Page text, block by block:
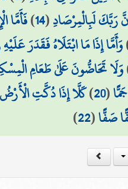
رَبَّكَ لَبِالْمِرْصَادِ(
14
)فَأَمَّا
وَأَمَّا إِذَا مَا ابْتَلَاهُ فَقَدَرَ
وَلَا تَحَاضُّونَ عَلَىٰ طَعَامِ
(
20
)كَلَّا إِذَا دُكَّتِ
صَفًّا(
22
)